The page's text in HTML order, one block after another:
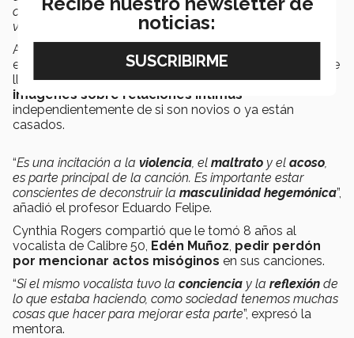
canción, tanto física como emocional, pero, sobre todo,
violencia sexual”
Añadió que la canción describe un
el uso del celular cuando la mujer no esta de acuerdo se
llamapornoverganza, que esdivulgar videos e
imágenes sobre relaciones íntimas
independientemente de si son novios o ya están
casados.
“Es una incitación a la violencia, el maltrato y el acoso,
es parte principal de la canción. Es importante estar
conscientes de deconstruir la masculinidad hegemónica”,
añadió el profesor Eduardo Felipe.
Cynthia Rogers compartió que le tomó 8 años al
vocalista de Calibre 50, Edén Muñoz, pedir perdón
por mencionar actos misóginos en sus canciones.
“Si el mismo vocalista tuvo la conciencia y la reflexión de
lo que estaba haciendo, como sociedad tenemos muchas
cosas que hacer para mejorar esta parte”, expresó la
mentora.
noticias: